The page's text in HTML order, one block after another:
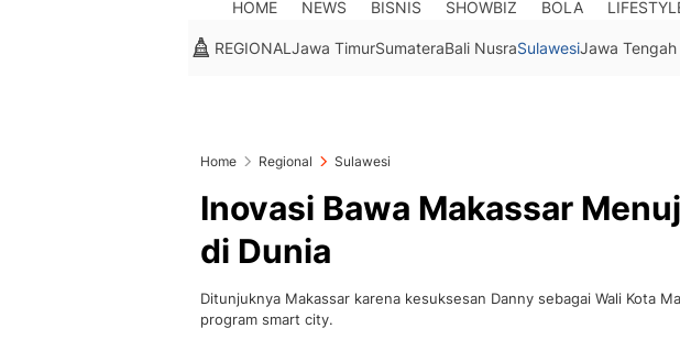
HOME NEWS BISNIS SHOWBIZ BOLA
REGIONAL Jawa TimurSumateraBali NusraSulawesiJawa
Home Regional Sulawesi
Inovasi Bawa Makassar
di Dunia
Ditunjuknya Makassar karena kesuksesan Danny sebagai Wali Kota
program smart city.